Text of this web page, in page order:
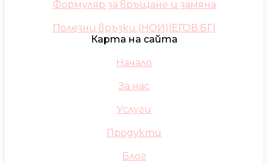
Формуляр за връщане и замяна
Полезни връзки (НОИ)(ЕГОВ.БГ)
Карта на сайта
Начало
За нас
Услуги
Продукти
Блог